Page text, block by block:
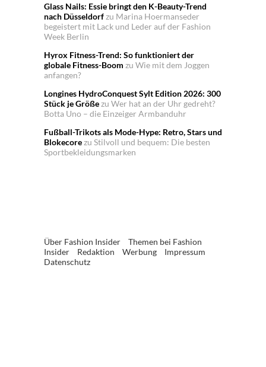
Glass Nails: Essie bringt den K-Beauty-Trend
nach Düsseldorfzu Marina Hoermanseder
begeistert mit Lack und Leder auf der Fashion
Week Berlin
Hyrox Fitness-Trend: So funktioniert der
globale Fitness-Boom zu Wie mit dem Joggen
anfangen?
Longines HydroConquest Sylt Edition 2026: 300
Stück je Größezu Wer hat an der Uhr gedreht?
Botta Uno – die Einzeiger Armbanduhr
Fußball-Trikots als Mode-Hype: Retro, Stars und
Blokecorezu Stilvoll und bequem: Die besten
Sportbekleidungsmarken
Über Fashion Insider
Themen bei Fashion
Insider
Redaktion Werbung
Impressum
Datenschutz